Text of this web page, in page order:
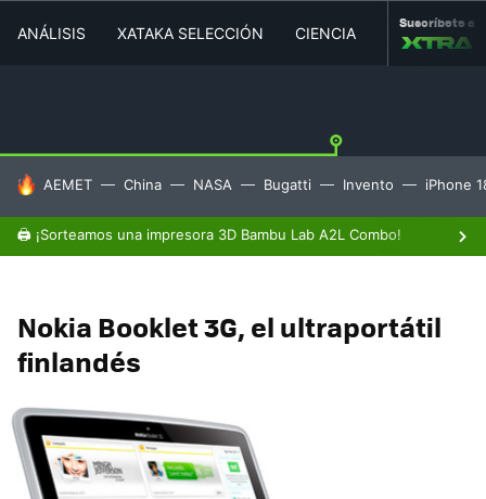
ANÁLISIS XATAKA SELECCIÓN CIENCIA MOVILIDAD
Suscríbete a
HOY SE HABLA DE
AEMET China NASA Bugatti Invento iPhone
🖨️ ¡Sorteamos una impresora 3D Bambu Lab A2L Combo!
Nokia Booklet 3G, el ultraportátil
finlandés